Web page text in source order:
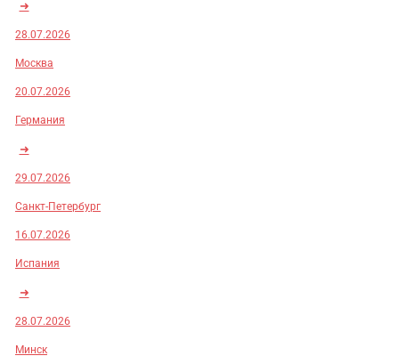
➜
28.07.2026
Москва
20.07.2026
Германия
➜
29.07.2026
Санкт-Петербург
16.07.2026
Испания
➜
28.07.2026
Минск